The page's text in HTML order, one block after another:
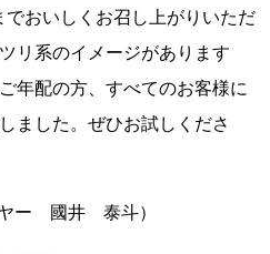
でおいしくお召し上がりいただ
リ系のイメージがあります
年配の方、すべてのお客様に
ました。ぜひお試しくださ
ー 國井 泰斗）